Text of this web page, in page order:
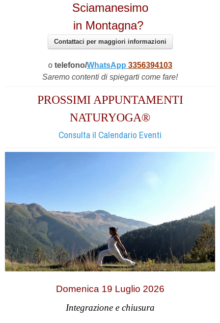
Sciamanesimo
in Montagna?
Contattaci per maggiori informazioni
o telefono/WhatsApp 3356394103
Saremo contenti di spiegarti come fare!
PROSSIMI APPUNTAMENTI
NATURYOGA®
Consulta il Calendario Eventi
Domenica 19 Luglio 2026
Integrazione e chiusura